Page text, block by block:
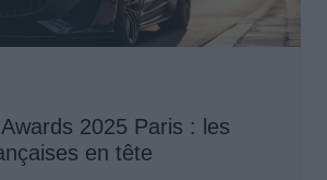
2025 Paris : les
en tête